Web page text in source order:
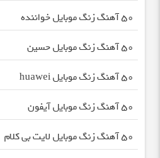
50 آهنگ زنگ موبایل خواننده
50 آهنگ زنگ موبایل حسین
50 آهنگ زنگ موبایل huawei
50 آهنگ زنگ موبایل آیفون
50 آهنگ زنگ موبایل لایت بی کلام